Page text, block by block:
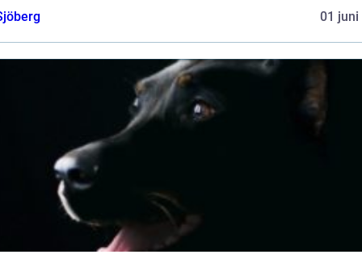
01 juni